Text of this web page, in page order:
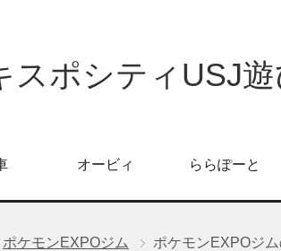
スポシティUSJ
オービィ ららぽーと
ポケモンEXPOジム ポケモンEXPOジ